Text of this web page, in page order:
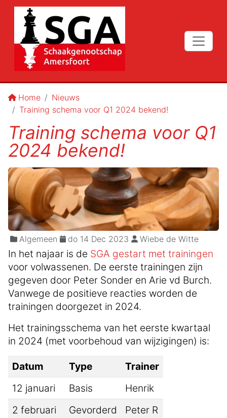
Home
Nieuws
Training schema voor Q1 2024 bekend!
Training schema voor Q1
2024 bekend!
Algemeen do 14 Dec 2023 Wiebe de Witte
In het najaar is de SGA gestart met trainingen
voor volwassenen. De eerste trainingen zijn
gegeven door Peter Sonder en Arie vd Burch.
Vanwege de positieve reacties worden de
trainingen doorgezet in 2024.
Het trainingsschema van het eerste kwartaal
in 2024 (met voorbehoud van wijzigingen) is:
Datum Type
Trainer
12 januari
Basis
Henrik
2 februari
Gevorderd
Peter R